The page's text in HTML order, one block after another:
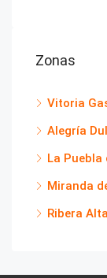
Zonas
Vitoria
Alegría
La Puebla
Miranda
Ribera Alta